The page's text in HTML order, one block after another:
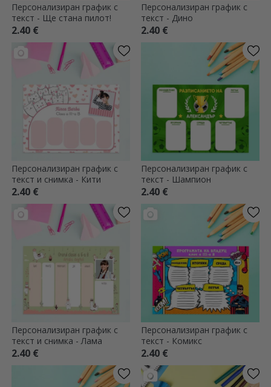
Персонализиран график с
текст - Ще стана пилот!
2.40 €
Персонализиран график с
текст - Дино
2.40 €
Персонализиран график с
текст и снимка - Кити
2.40 €
Персонализиран график с
текст - Шампион
2.40 €
Персонализиран график с
текст и снимка - Лама
2.40 €
Персонализиран график с
текст - Комикс
2.40 €